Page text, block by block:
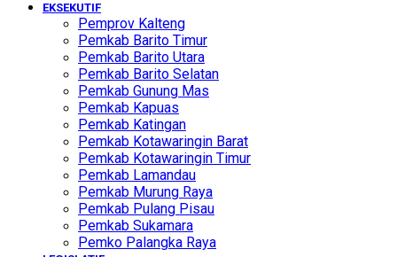
EKSEKUTIF
Pemprov Kalteng
Pemkab Barito Timur
Pemkab Barito Utara
Pemkab Barito Selatan
Pemkab Gunung Mas
Pemkab Kapuas
Pemkab Katingan
Pemkab Kotawaringin Barat
Pemkab Kotawaringin Timur
Pemkab Lamandau
Pemkab Murung Raya
Pemkab Pulang Pisau
Pemkab Sukamara
Pemko Palangka Raya